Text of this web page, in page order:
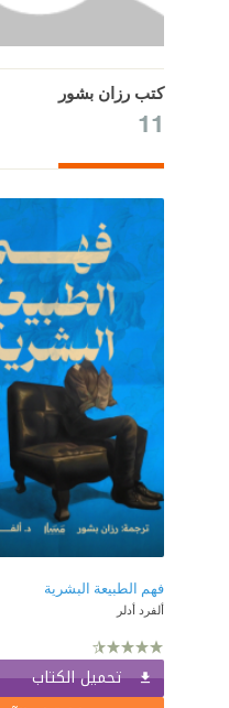
كتب رزان بشور
11
فهم الطبيعة البشرية
ألفرد أدلر
تحميل الكتاب